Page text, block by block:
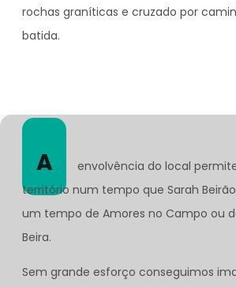
rochas graníticas e cruzado por
batida.
A
envolvência do local
território num tempo que Sarah
um tempo de Amores no Campo ou
Beira.
Sem grande esforço conseguimos